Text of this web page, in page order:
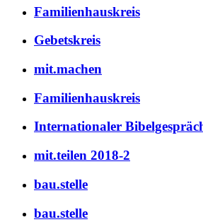
Familienhauskreis
Gebetskreis
mit.machen
Familienhauskreis
Internationaler
mit.teilen 2018-2
bau.stelle
bau.stelle